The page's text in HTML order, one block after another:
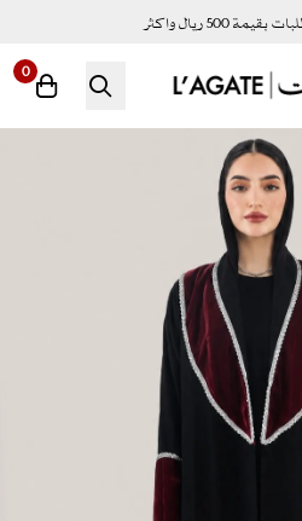
500 ريال واكثر
0